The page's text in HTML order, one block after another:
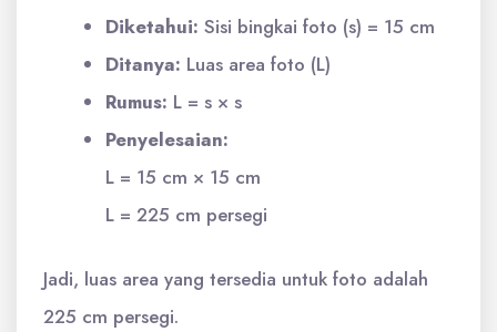
Diketahui: Sisi bingkai foto (s) = 15 cm
Ditanya: Luas area foto (L)
Rumus: L = s × s
Penyelesaian:
L = 15 cm × 15 cm
L = 225 cm persegi
Jadi, luas area yang tersedia untuk foto adalah
225 cm persegi.